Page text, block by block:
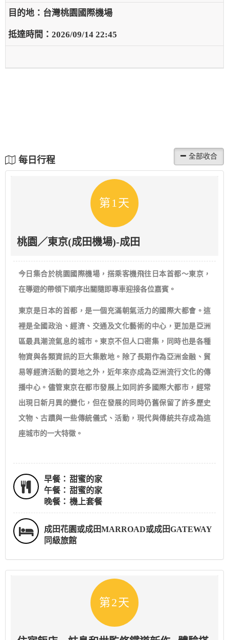
台灣桃園國際機場
2026/09/14 22:45
每日行程
第1天
桃園／東京(成田機場)-成田
今日集合於桃園國際機場，搭乘客機飛往日本首都～東京，
在導遊的帶領下順序出關隨即專車迎接各位嘉賓。
東京是日本的首都，是一個充滿朝氣活力的國際大都會。這
裡是全國政治、經濟、交通及文化藝術的中心，更加是亞洲
區最具潮流氣息的城市。東京不但人口密集，同時也是各種
物資與各類資訊的巨大集散地。除了長期作為亞洲金融、貿
易等經濟活動的要地之外，近年來亦成為亞洲流行文化的傳
播中心。儘管東京在都市發展上如同許多國際大都市，經常
出現日新月異的變化，但在發展的同時仍舊保留了許多歷史
文物、古蹟與一些傳統儀式、活動，現代與傳統共存成為這
座城市的一大特徵。
早餐： 甜蜜的家
午餐： 甜蜜的家
晚餐： 機上套餐
成田花園或成田MARROAD或成田GATEWAY
同級旅館
第2天